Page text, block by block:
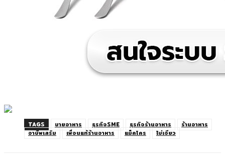
TAGS ขายอาหาร ธุรกิจSME ธุรกิจร้านอาหาร
ร้านอาหาร
อาชีพเสริม
เพื่อนแท้ร้านอาหาร แม็คโคร ไข่เจียว